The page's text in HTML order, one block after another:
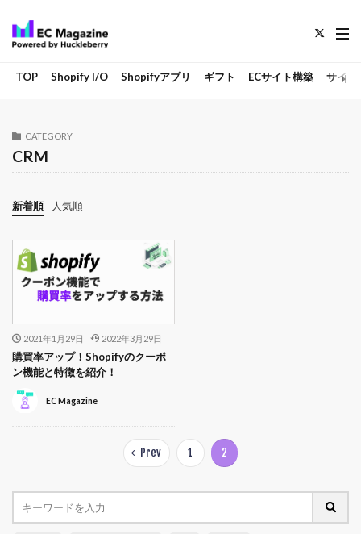
TOP Shopify I/O Shopifyアプリ ギフト ECサイト構築 サイト
CATEGORY
CRM
新着順 人気順
2021年1月29日 2022年3月29日
購買率アップ！Shopifyのクーポ
ン機能と特徴を紹介！
EC Magazine
Prev 1 2